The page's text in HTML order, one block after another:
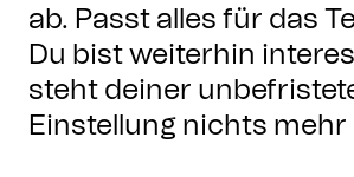
ab. Passt alles für das
Du bist weiterhin
steht deiner
Einstellung nichts mehr